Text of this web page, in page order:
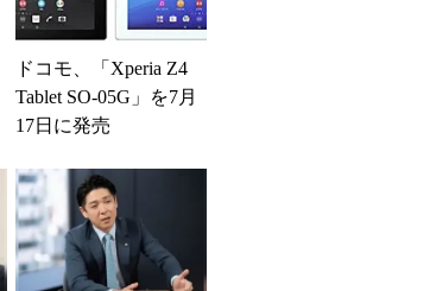
ドコモ、「Xperia Z4
Tablet SO-05G」を7月
17日に発売